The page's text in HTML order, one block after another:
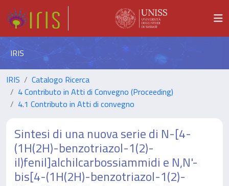
IRIS
IRIS
Catalogo Ricerca
4 Contributo in Atti di Convegno (Proceeding)
4.1 Contributo in Atti di convegno
Sintesi di una nuova serie di N-[4-
(1H(2H)-benzotriazol-1(2)-
il)fenil]alchilcarbossiammidi e N,N'-
bis[4-(1H(2H)-benzotriazol-1(2)-